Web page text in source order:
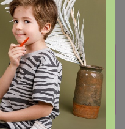
доступна